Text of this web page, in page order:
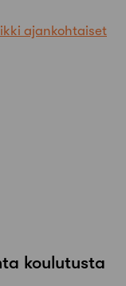
ajankohtaiset
koulutusta